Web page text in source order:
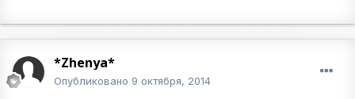
*Zhenya*
Опубликовано 9 октября, 2014